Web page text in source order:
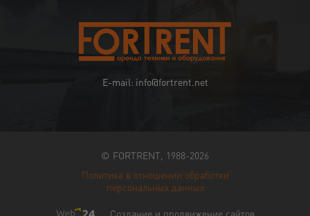
E-mail: info@fortrent.net
© FORTRENT, 1988-2026
Политика в отношении обработки
персональных данных
Создание и продвижение сайтов